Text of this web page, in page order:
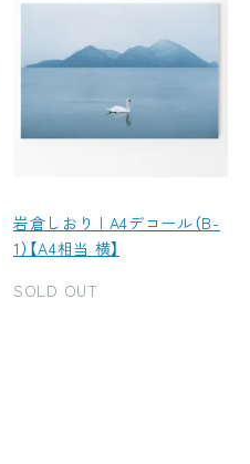
岩倉しおり | A4デコール（B-
1）【A4相当 横】
SOLD OUT